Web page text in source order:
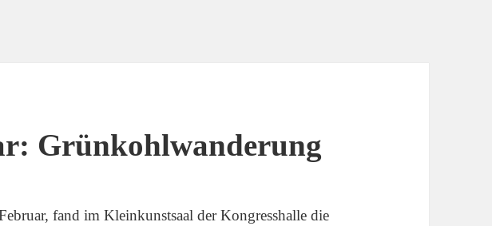
Grünkohlwanderung
fand im Kleinkunstsaal der Kongresshalle die